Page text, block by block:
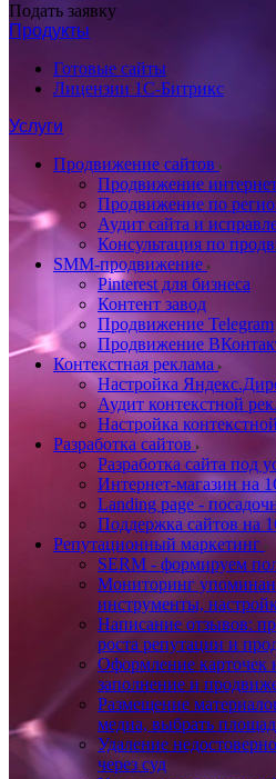
Подать заявку
Продукты
Готовые сайты
Лицензии 1С-Битрикс
Услуги
Продвижение сайтов
Продвижение
Продвижение по
Аудит сайта и
Консультация по
SMM-продвижение
Pinterest для бизнеса
Контент завод
Продвижение Telegram
Продвижение
Контекстная реклама
Настройка
Аудит контекстной
Настройка
Разработка сайтов
Разработка сайта под
Интернет-магазин на
Landing page -
Поддержка сайтов на
Репутационный маркетинг
SERM - формируем
Мониторинг
инструменты,
Написание отзывов:
роста репутации и
Оформление карточек
заполнение и
Размещение
медиа, выбрать
Удаление
через суд